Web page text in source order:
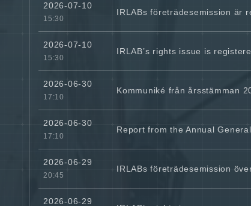
2026-07-10
15:30
IRLABs företrädesemission är
2026-07-10
15:30
IRLAB’s rights issue is
2026-06-30
17:10
Kommuniké från årsstämman
2026-06-30
17:10
Report from the Annual
2026-06-29
20:45
IRLABs företrädesemission
2026-06-29